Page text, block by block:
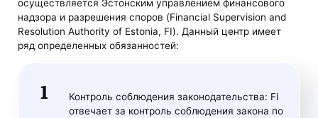
осуществляется Эстонским управлением финансового
надзора и разрешения споров (Financial Supervision and
Resolution Authority of Estonia, FI). Данный центр имеет
ряд определенных обязанностей:
Контроль соблюдения законодательства: FI
отвечает за контроль соблюдения закона по